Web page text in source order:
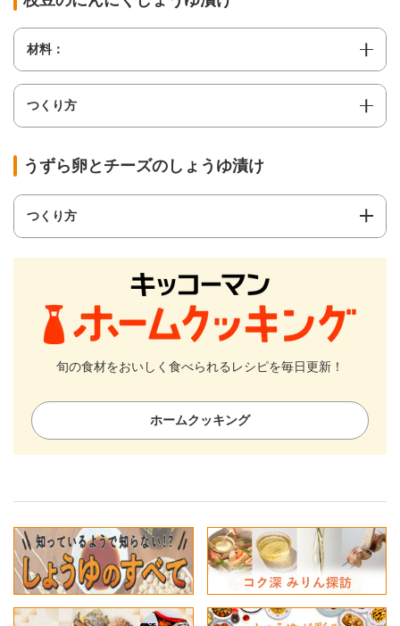
材料：
つくり方
うずら卵とチーズのしょうゆ漬け
つくり方
旬の食材をおいしく食べられるレシピを毎日更新！
ホームクッキング